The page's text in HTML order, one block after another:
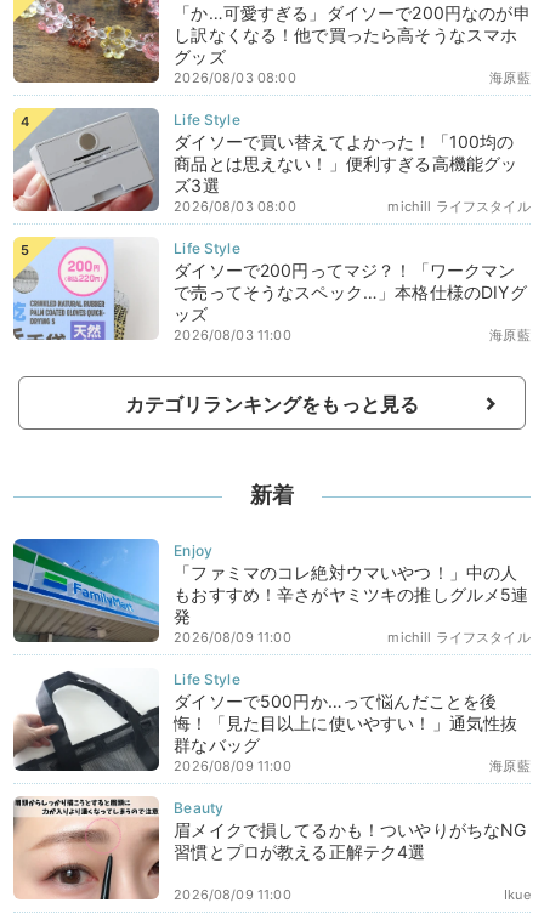
「か…可愛すぎる」ダイソーで200円なのが申
し訳なくなる！他で買ったら高そうなスマホ
グッズ
海原藍
2026/08/03 08:00
ダイソーで買い替えてよかった！「100均の
商品とは思えない！」便利すぎる高機能グッ
ズ3選
michill ライフスタイル
2026/08/03 08:00
ダイソーで200円ってマジ？！「ワークマン
で売ってそうなスペック…」本格仕様のDIYグ
ッズ
海原藍
2026/08/03 11:00
カテゴリランキングをもっと見る
新着
「ファミマのコレ絶対ウマいやつ！」中の人
もおすすめ！辛さがヤミツキの推しグルメ5連
発
michill ライフスタイル
2026/08/09 11:00
ダイソーで500円か…って悩んだことを後
悔！「見た目以上に使いやすい！」通気性抜
群なバッグ
海原藍
2026/08/09 11:00
眉メイクで損してるかも！ついやりがちなNG
習慣とプロが教える正解テク4選
Ikue
2026/08/09 11:00